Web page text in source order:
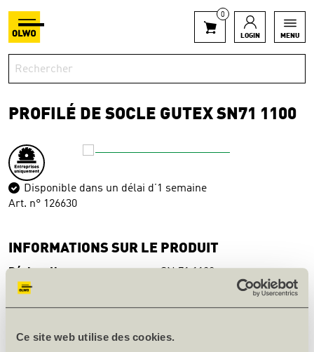
Ce site web utilise des cookies.
0
LOGIN MENU
PROFILÉ DE SOCLE GUTEX SN71 1100
Disponible dans un délai d’1 semaine
Art. n° 126630
INFORMATIONS SUR LE PRODUIT
Désignation SN 71 1100
Poids net [kg]
5
Poids